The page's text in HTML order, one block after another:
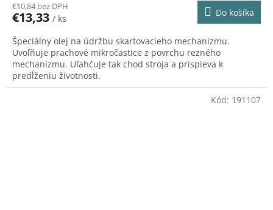
€10,84 bez DPH
€13,33 / ks
Do košíka
Špeciálny olej na údržbu skartovacieho mechanizmu.
Uvoľňuje prachové mikročastice z povrchu rezného
mechanizmu. Uľahčuje tak chod stroja a prispieva k
predĺženiu životnosti.
Kód: 191107